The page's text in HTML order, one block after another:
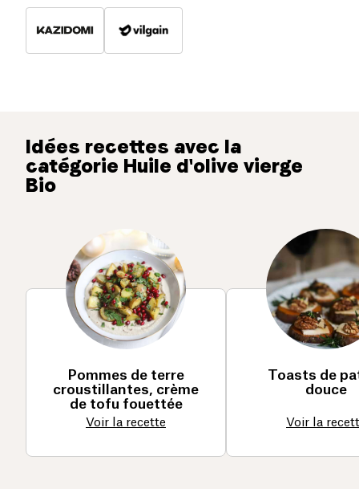
Idées recettes avec la
catégorie Huile d'olive vierge
Bio
Pommes de terre
croustillantes, crème
de tofu fouettée
Voir la recette
Toasts de
douce
Voir la